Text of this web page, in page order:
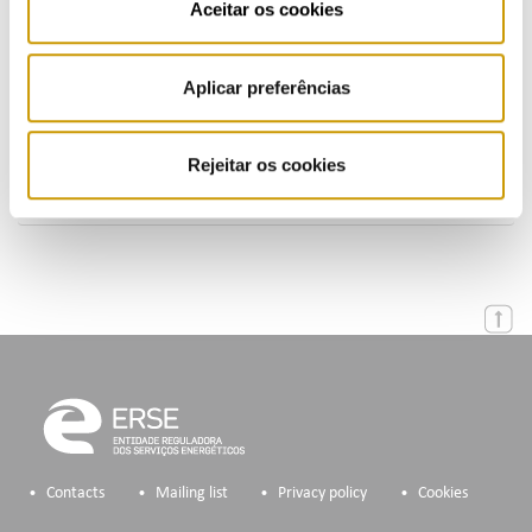
Aceitar os cookies
Aplicar preferências
Rejeitar os cookies
Mailing List
Contacts Mailing list Privacy policy Cookies